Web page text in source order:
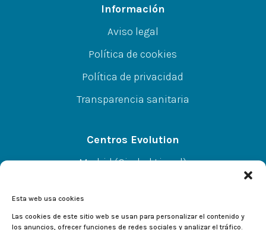
Esta web usa cookies
Las cookies de este sitio web se usan para personalizar el contenido y
los anuncios, ofrecer funciones de redes sociales y analizar el tráfico.
Información
Aviso legal
Política de cookies
Política de privacidad
Transparencia sanitaria
Centros Evolution
Madrid (Ciudad Lineal)
Alcalá de Henares